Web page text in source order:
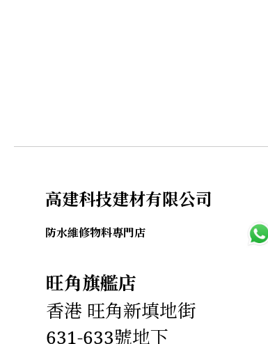
高建科技建材有限公司
防水維修物料專門店
旺角旗艦店
香港 旺角新填地街
631-633號地下